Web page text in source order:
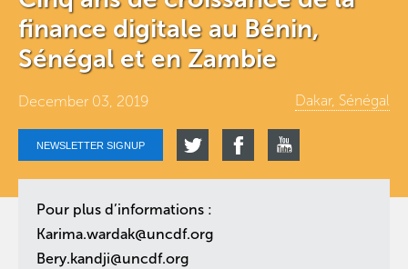
finance digitale au Bénin,
Sénégal et en Zambie
December 03, 2019 Dakar, Sénégal
NEWSLETTER SIGNUP
Pour plus d’informations :
Karima.wardak@uncdf.org
Bery.kandji@uncdf.org